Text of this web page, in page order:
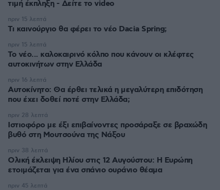
τιμή έκπληξη - Δείτε το video
Τι καινούργιο θα φέρει το νέο Dacia Spring;
πριν 15 λεπτά
Το νέο... καλοκαιρινό κόλπο που κάνουν οι κλέφτες
αυτοκινήτων στην Ελλάδα
πριν 15 λεπτά
Αυτοκίνητο: Θα έρθει τελικά η μεγαλύτερη επιδότηση
που έχει δοθεί ποτέ στην Ελλάδα;
πριν 16 λεπτά
Ιστιοφόρο με έξι επιβαίνοντες προσάραξε σε βραχώδη
βυθό στη Μουτσούνα της Νάξου
πριν 28 λεπτά
Ολική έκλειψη Ηλίου στις 12 Αυγούστου: Η Ευρώπη
ετοιμάζεται για ένα σπάνιο ουράνιο θέαμα
πριν 38 λεπτά
πριν 45 λεπτά